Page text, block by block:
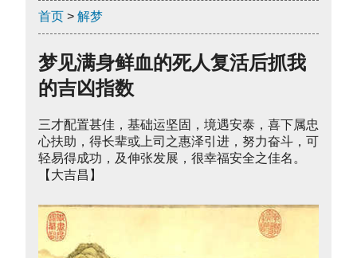
首页 > 解梦
梦见满身鲜血的死人复活后抓我
的吉凶指数
三才配置甚佳，基础运坚固，境遇安泰，喜下属忠
心扶助，得长辈或上司之惠泽引进，努力奋斗，可
轻易得成功，及伸张发展，很幸福安全之佳名。
【大吉昌】